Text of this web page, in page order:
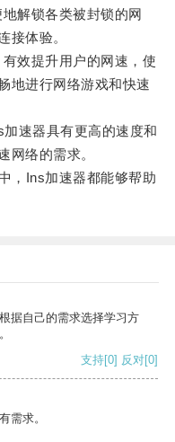
解锁各类被封锁的网
接体验。
效提升用户的网速，使
地进行网络游戏和快速
速器具有更高的速度和
网络的需求。
Ins加速器都能够帮助
据自己的需求选择学习方
支持[0] 反对[0]
需求。